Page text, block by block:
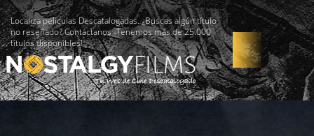
Localiza películas Descatalogadas. ¿Buscas algún título
no reseñado? Contáctanos -Tenemos más de 25.000
títulos disponibles!